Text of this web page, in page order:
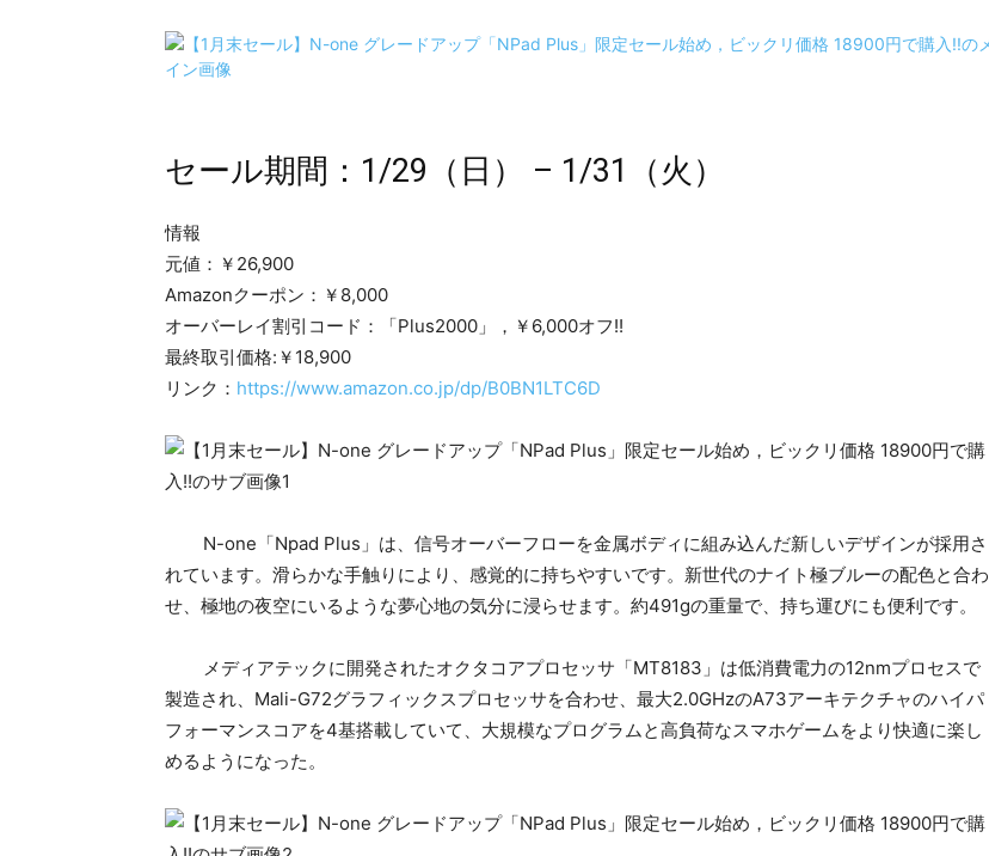
セール期間：1/29（日） – 1/31（火）
情報
元値：￥26,900
Amazonクーポン：￥8,000
オーバーレイ割引コード：「Plus2000」，￥6,000オフ!!
最終取引価格:￥18,900
リンク： https://www.amazon.co.jp/dp/B0BN1LTC6D
N-one「Npad Plus」は、信号オーバーフローを金属ボディに組み込んだ新しいデザインが採用さ
れています。滑らかな手触りにより、感覚的に持ちやすいです。新世代のナイト極ブルーの配色と合わ
せ、極地の夜空にいるような夢心地の気分に浸らせます。約491gの重量で、持ち運びにも便利です。
メディアテックに開発されたオクタコアプロセッサ「MT8183」は低消費電力の12nmプロセスで
製造され、Mali-G72グラフィックスプロセッサを合わせ、最大2.0GHzのA73アーキテクチャのハイパ
フォーマンスコアを4基搭載していて、大規模なプログラムと高負荷なスマホゲームをより快適に楽し
めるようになった。